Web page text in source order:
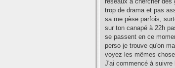
trop de drama et pas
sa me pèse parfois,
sur ton canapé à 22h
se passent en ce
perso je trouve qu'on
voyez les mêmes
J'ai commencé à suivre